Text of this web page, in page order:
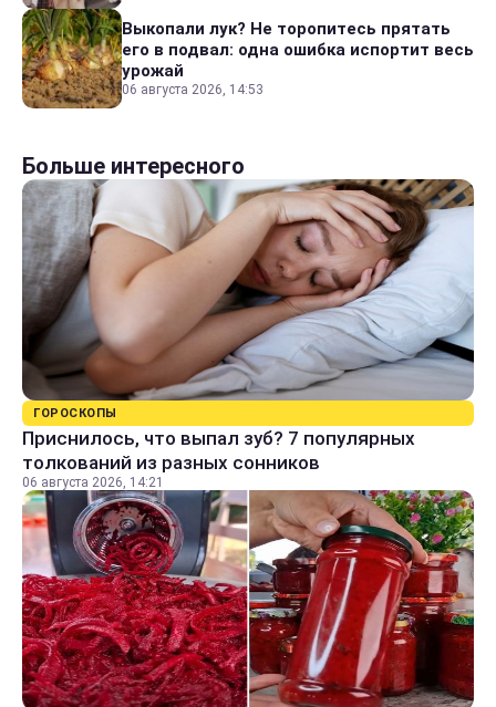
Выкопали лук? Не торопитесь прятать
его в подвал: одна ошибка испортит весь
урожай
06 августа 2026, 14:53
Больше интересного
ГОРОСКОПЫ
Приснилось, что выпал зуб? 7 популярных
толкований из разных сонников
06 августа 2026, 14:21